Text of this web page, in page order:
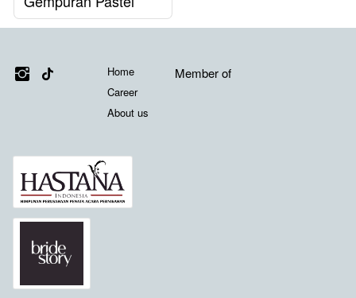
Home
Career
About us
Member of